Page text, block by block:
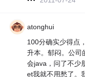
atonghui
100分确实少得点
升本。郁闷。公司
会java，问了不少
et我就不用愁了。